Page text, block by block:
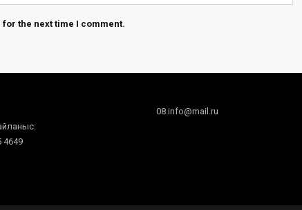
the next time I comment.
4649
08.info@mail.ru